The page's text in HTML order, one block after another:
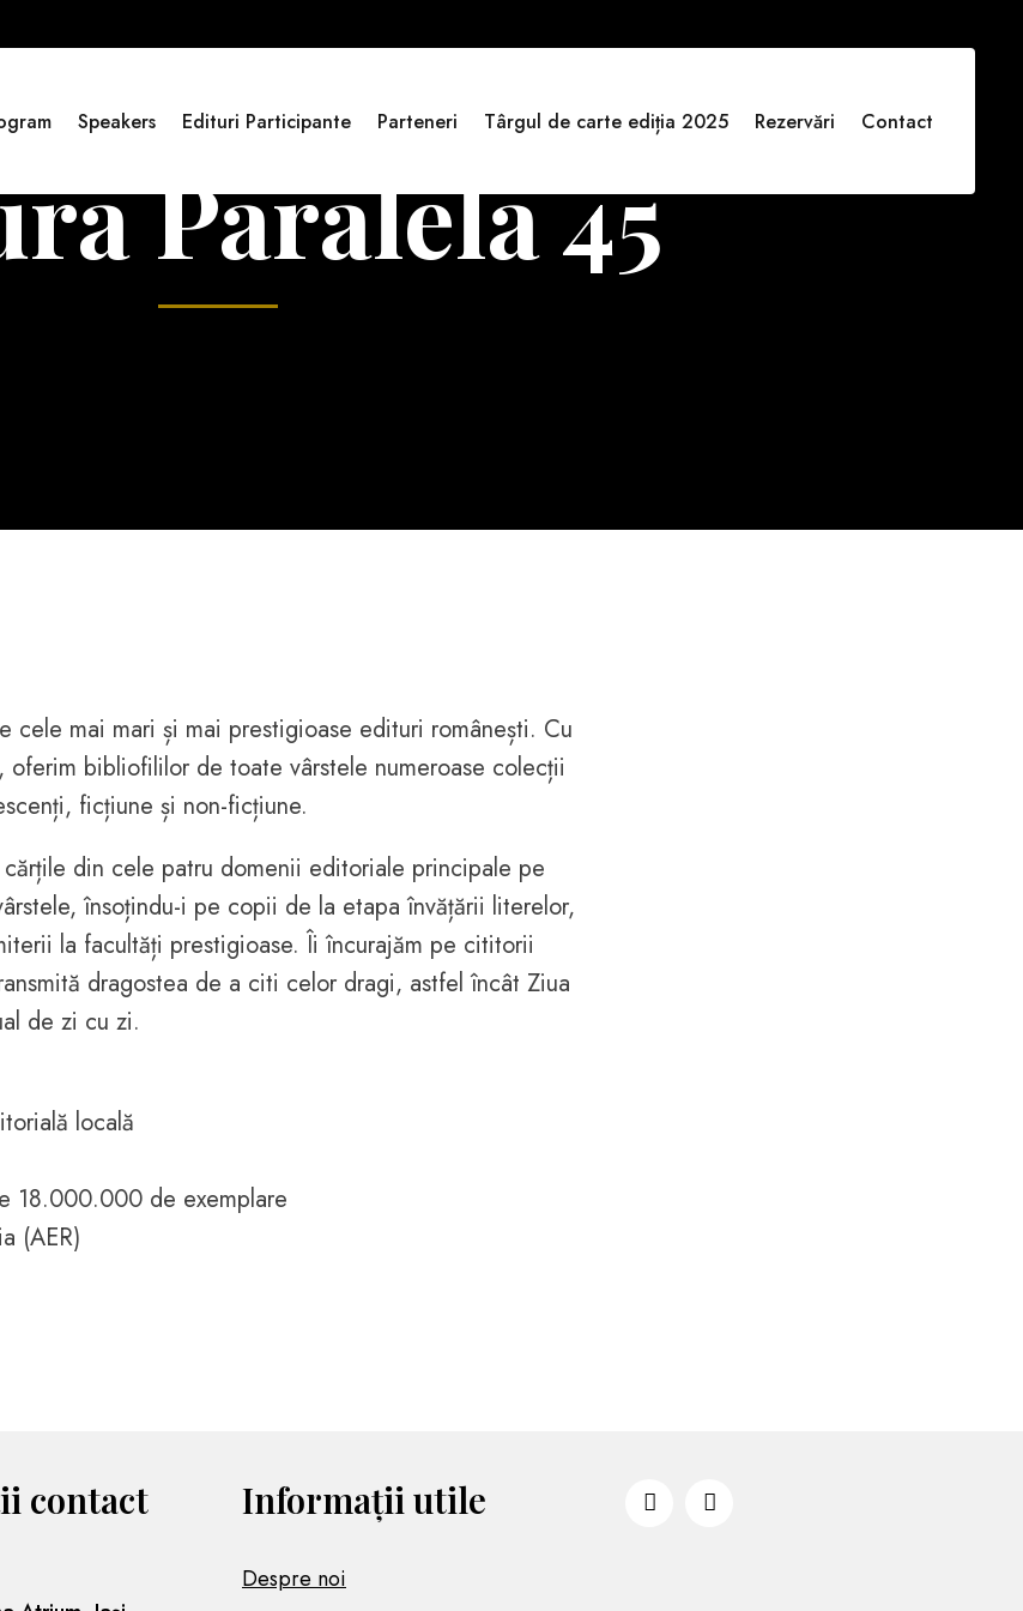
Speakers Edituri Participante Parteneri Târgul de carte ediția 2025 Rezervări Contact
Paralela 45
mai mari și mai prestigioase edituri românești. Cu
bibliofililor de toate vârstele numeroase colecții
ficțiune și non-ficțiune.
din cele patru domenii editoriale principale pe
însoțindu-i pe copii de la etapa învățării literelor,
la facultăți prestigioase. Îi încurajăm pe cititorii
dragostea de a citi celor dragi, astfel încât Ziua
de zi cu zi.
locală
18.000.000 de exemplare
(AER)
contact Informații utile
Despre noi